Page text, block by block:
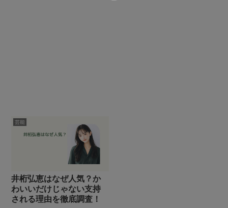
芸能
井桁弘恵はなぜ人気？か
わいいだけじゃない支持
される理由を徹底調査！